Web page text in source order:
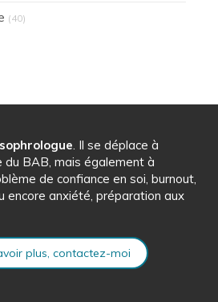
(40)
sophrologue . Il se déplace à
du BAB, mais également à
de confiance en soi, burnout,
encore anxiété, préparation aux
plus, contactez-moi